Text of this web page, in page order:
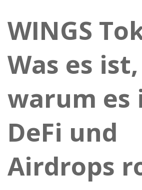
WINGS
Was es ist,
warum es
DeFi und
Airdrops